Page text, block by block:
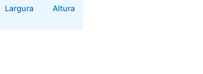
Largura Altura